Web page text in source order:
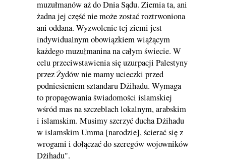
muzułmanów aż do Dnia Sądu. Ziemia ta, ani
żadna jej część nie może zostać roztrwoniona
ani oddana. Wyzwolenie tej ziemi jest
indywidualnym obowiązkiem wiążącym
każdego muzułmanina na całym świecie. W
celu przeciwstawienia się uzurpacji Palestyny
przez Żydów nie mamy ucieczki przed
podniesieniem sztandaru Dżihadu. Wymaga
to propagowania świadomości islamskiej
wśród mas na szczeblach lokalnym, arabskim
i islamskim. Musimy szerzyć ducha Dżihadu
w islamskim Umma [narodzie], ścierać się z
wrogami i dołączać do szeregów wojowników
Dżihadu".